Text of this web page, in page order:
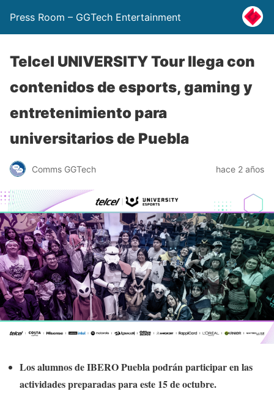
Press Room – GGTech Entertainment
Telcel UNIVERSITY Tour llega con
contenidos de esports, gaming y
entretenimiento para
universitarios de Puebla
Comms GGTech hace 2 años
Los alumnos de IBERO Puebla podrán participar en las
actividades preparadas para este 15 de octubre.